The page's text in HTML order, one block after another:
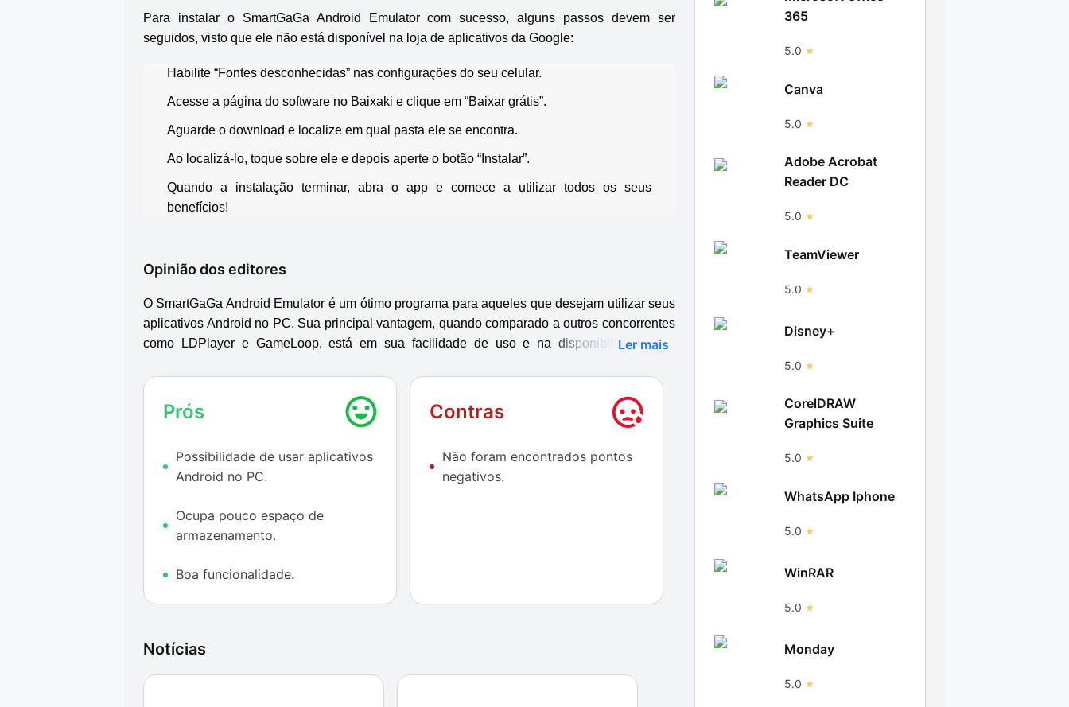
Para instalar o SmartGaGa Android Emulator com sucesso, alguns passos devem ser
seguidos, visto que ele não está disponível na loja de aplicativos da Google:
Habilite “Fontes desconhecidas” nas configurações do seu celular.
Acesse a página do software no Baixaki e clique em “Baixar grátis”.
Aguarde o download e localize em qual pasta ele se encontra.
Ao localizá-lo, toque sobre ele e depois aperte o botão “Instalar”.
Quando a instalação terminar, abra o app e comece a utilizar todos os seus
benefícios!
Opinião dos editores
O SmartGaGa Android Emulator é um ótimo programa para aqueles que desejam utilizar seus
aplicativos Android no PC. Sua principal vantagem, quando comparado a outros concorrentes
como LDPlayer e GameLoop, está em sua facilidade de uso e na disponibilização em
Além disso, o software possibilita que os usuários façam atualizações constantes para
versões mais recentes do sistema operacional do Google, visto que muitos apps podem não
Durante o uso, nenhuma falha ou travamento foi identificado, e o SmartGaGa Android
Ele também ocupa pouco espaço de armazenamento no computador e não prejudica o
processador da máquina.
Ler mais
Prós
Possibilidade de usar aplicativos
Android no PC.
Ocupa pouco espaço de
armazenamento.
Boa funcionalidade.
Contras
Não foram encontrados pontos
negativos.
Notícias
365
5.0
Canva
5.0
Adobe Acrobat
Reader DC
5.0
TeamViewer
5.0
Disney+
5.0
CorelDRAW
Graphics Suite
5.0
WhatsApp Iphone
5.0
WinRAR
5.0
Monday
5.0